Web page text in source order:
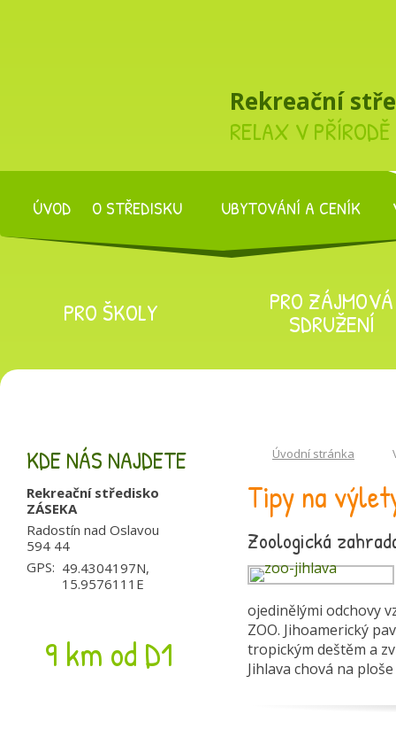
Rekreační
RELAX V PŘÍRODĚ
ÚVOD O STŘEDISKU UBYTOVÁNÍ A CENÍK
PRO ŠKOLY PRO ZÁJMOVÁ
SDRUŽENÍ
Úvodní stránka
Tipy na
Zoologická
ojedinělými odchovy
ZOO. Jihoamerický
tropickým deštěm a
Jihlava chová na
KDE NÁS NAJDETE
Rekreační středisko
ZÁSEKA
Radostín nad Oslavou
594 44
GPS: 49.4304197N,
15.9576111E
9 km od D1